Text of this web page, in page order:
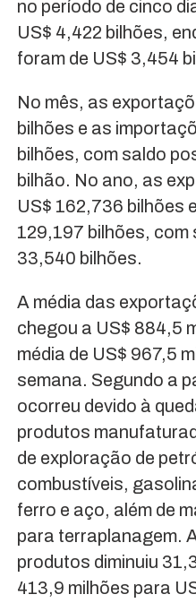
no período de cinco
US$ 4,422 bilhões,
foram de US$ 3,454
No mês, as
bilhões e as
bilhões, com saldo
bilhão. No ano, as
US$ 162,736 bilhões
129,197 bilhões, com
33,540 bilhões.
A média das
chegou a US$ 884,5
média de US$ 967,5
semana. Segundo a
ocorreu devido à
produtos
de exploração de
combustíveis,
ferro e aço, além de
para terraplanagem.
produtos diminuiu
413,9 milhões para